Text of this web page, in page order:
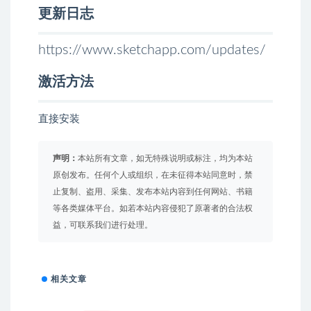
更新日志
https://www.sketchapp.com/updates/
激活方法
直接安装
声明： 本站所有文章，如无特殊说明或标注，均为本站
原创发布。任何个人或组织，在未征得本站同意时，禁
止复制、盗用、采集、发布本站内容到任何网站、书籍
等各类媒体平台。如若本站内容侵犯了原著者的合法权
益，可联系我们进行处理。
相关文章